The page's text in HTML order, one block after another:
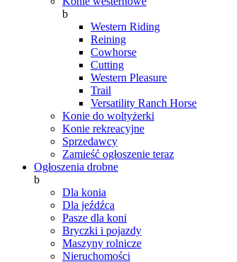
b
Western Riding
Reining
Cowhorse
Cutting
Western Pleasure
Trail
Versatility Ranch Horse
Konie do woltyżerki
Konie rekreacyjne
Sprzedawcy
Zamieść ogłoszenie teraz
Ogłoszenia drobne
b
Dla konia
Dla jeźdźca
Pasze dla koni
Bryczki i pojazdy
Maszyny rolnicze
Nieruchomości